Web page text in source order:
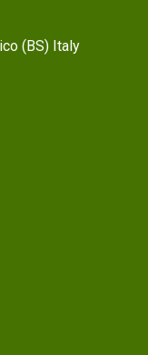
(BS) Italy